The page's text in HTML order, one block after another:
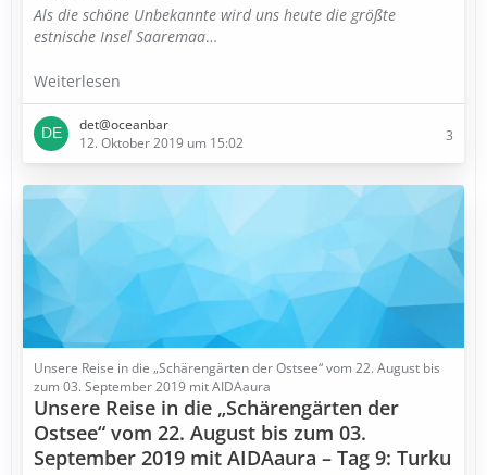
Als die schöne Unbekannte wird uns heute die größte
estnische Insel Saaremaa…
Weiterlesen
det@oceanbar
12. Oktober 2019 um 15:02
3
Unsere Reise in die „Schärengärten der Ostsee“ vom 22. August bis
zum 03. September 2019 mit AIDAaura
Unsere Reise in die „Schärengärten der
Ostsee“ vom 22. August bis zum 03.
September 2019 mit AIDAaura – Tag 9: Turku